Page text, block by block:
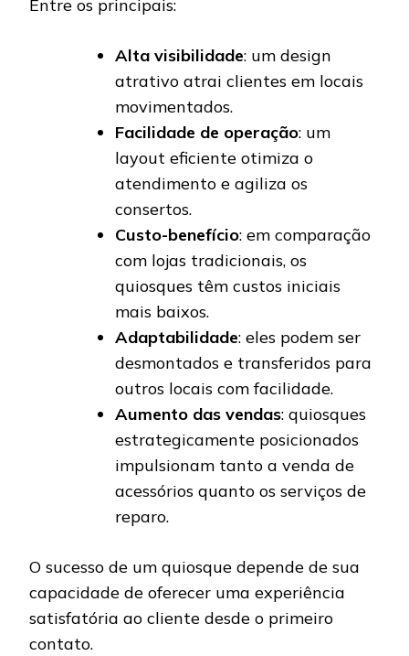
Entre os principais:
Alta visibilidade: um design
atrativo atrai clientes em locais
movimentados.
Facilidade de operação: um
layout eficiente otimiza o
atendimento e agiliza os
consertos.
Custo-benefício: em comparação
com lojas tradicionais, os
quiosques têm custos iniciais
mais baixos.
Adaptabilidade: eles podem ser
desmontados e transferidos para
outros locais com facilidade.
Aumento das vendas: quiosques
estrategicamente posicionados
impulsionam tanto a venda de
acessórios quanto os serviços de
reparo.
O sucesso de um quiosque depende de sua
capacidade de oferecer uma experiência
satisfatória ao cliente desde o primeiro
contato.